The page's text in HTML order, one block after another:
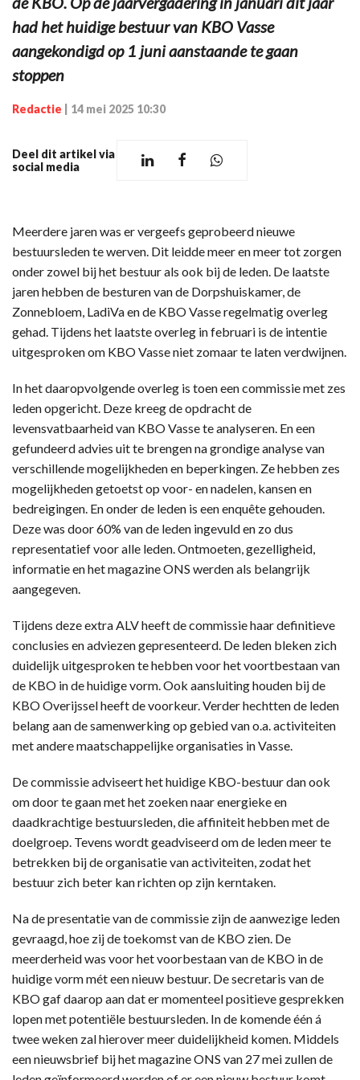
had het huidige bestuur van KBO Vasse
aangekondigd op 1 juni aanstaande te gaan
stoppen
Redactie 14 mei 2025 10:30
Deel dit artikel via
social media
Meerdere jaren was er vergeefs geprobeerd nieuwe
bestuursleden te werven. Dit leidde meer en meer tot zorgen
onder zowel bij het bestuur als ook bij de leden. De laatste
jaren hebben de besturen van de Dorpshuiskamer, de
Zonnebloem, LadiVa en de KBO Vasse regelmatig overleg
gehad. Tijdens het laatste overleg in februari is de intentie
uitgesproken om KBO Vasse niet zomaar te laten verdwijnen.
In het daaropvolgende overleg is toen een commissie met zes
leden opgericht. Deze kreeg de opdracht de
levensvatbaarheid van KBO Vasse te analyseren. En een
gefundeerd advies uit te brengen na grondige analyse van
verschillende mogelijkheden en beperkingen. Ze hebben zes
mogelijkheden getoetst op voor- en nadelen, kansen en
bedreigingen. En onder de leden is een enquête gehouden.
Deze was door 60% van de leden ingevuld en zo dus
representatief voor alle leden. Ontmoeten, gezelligheid,
informatie en het magazine ONS werden als belangrijk
aangegeven.
Tijdens deze extra ALV heeft de commissie haar definitieve
conclusies en adviezen gepresenteerd. De leden bleken zich
duidelijk uitgesproken te hebben voor het voortbestaan van
de KBO in de huidige vorm. Ook aansluiting houden bij de
KBO Overijssel heeft de voorkeur. Verder hechtten de leden
belang aan de samenwerking op gebied van o.a. activiteiten
met andere maatschappelijke organisaties in Vasse.
De commissie adviseert het huidige KBO-bestuur dan ook
om door te gaan met het zoeken naar energieke en
daadkrachtige bestuursleden, die affiniteit hebben met de
doelgroep. Tevens wordt geadviseerd om de leden meer te
betrekken bij de organisatie van activiteiten, zodat het
bestuur zich beter kan richten op zijn kerntaken.
Na de presentatie van de commissie zijn de aanwezige leden
gevraagd, hoe zij de toekomst van de KBO zien. De
meerderheid was voor het voorbestaan van de KBO in de
huidige vorm mét een nieuw bestuur. De secretaris van de
KBO gaf daarop aan dat er momenteel positieve gesprekken
lopen met potentiële bestuursleden. In de komende één á
twee weken zal hierover meer duidelijkheid komen. Middels
een nieuwsbrief bij het magazine ONS van 27 mei zullen de